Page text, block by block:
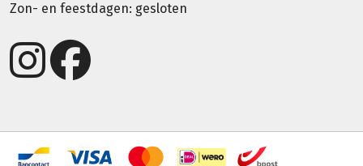
Zon- en feestdagen: gesloten